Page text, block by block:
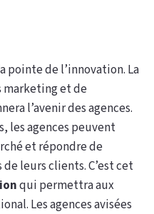
pointe de l’innovation. La
marketing et de
l’avenir des agences.
les agences peuvent
et répondre de
leurs clients. C’est cet
qui permettra aux
Les agences avisées